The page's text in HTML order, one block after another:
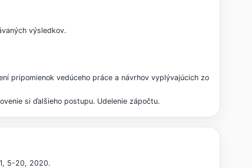
výsledkov.
pripomienok vedúceho práce a návrhov vyplývajúcich zo
si ďalšieho postupu. Udelenie zápočtu.
1, 5-20, 2020.